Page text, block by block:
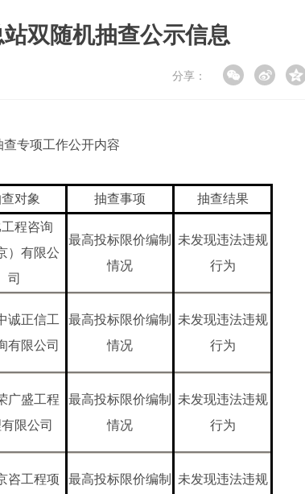
双随机抽查公示信息
分享：
查专项工作公开内容
对象 抽查事项 抽查结果
程咨询
）有限公
司
最高投标限价编制
情况
未发现违法违规
行为
诚正信工
有限公司
最高投标限价编制
情况
未发现违法违规
行为
广盛工程
限公司
最高投标限价编制
情况
未发现违法违规
行为
咨工程项 最高投标限价编制 未发现违法违规